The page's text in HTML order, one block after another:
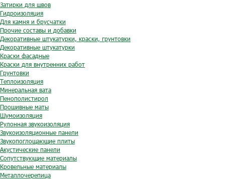
Затирки для швов
Гидроизоляция
Для камня и брусчатки
Прочие составы и добавки
Декоративные штукатурки, краски, грунтовки
Декоративные штукатурки
Краски фасадные
Краски для внутренних работ
Грунтовки
Теплоизоляция
Минеральная вата
Пенополистирол
Прошивные маты
Шумоизоляция
Рулонная звукоизоляция
Звукоизоляционные панели
Звукопоглощающие плиты
Акустические панели
Сопутствующие материалы
Кровельные материалы
Металлочерепица